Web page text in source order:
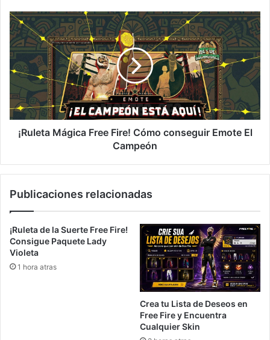
¡Ruleta
Mágica
Free
Fire!
Cómo
conseguir
Emote
El
Campeón
¡Ruleta Mágica Free Fire! Cómo conseguir Emote El
Campeón
Publicaciones relacionadas
¡Ruleta de la Suerte Free Fire!
Consigue Paquete Lady
Violeta
1 hora atras
Crea tu Lista de Deseos en
Free Fire y Encuentra
Cualquier Skin